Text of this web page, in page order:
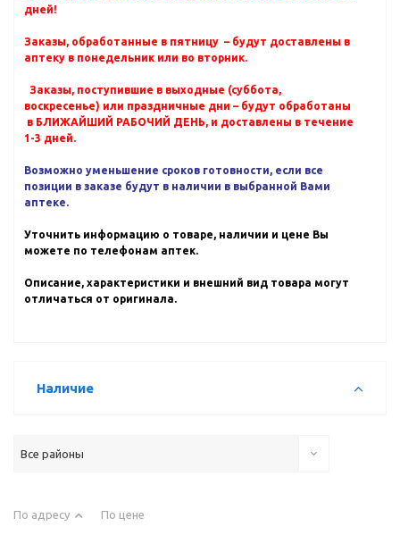
дней!
Заказы, обработанные в пятницу – будут доставлены в
аптеку в понедельник или во вторник.
Заказы, поступившие в выходные (суббота,
воскресенье) или праздничные дни – будут обработаны
в БЛИЖАЙШИЙ РАБОЧИЙ ДЕНЬ, и доставлены в течение
1-3 дней.
Возможно уменьшение сроков готовности, если все
позиции в заказе будут в наличии в выбранной Вами
аптеке.
Уточнить информацию о товаре, наличии и цене Вы
можете по телефонам аптек.
Описание, характеристики и внешний вид товара могут
отличаться от оригинала.
Наличие
Все районы
По адресу По цене